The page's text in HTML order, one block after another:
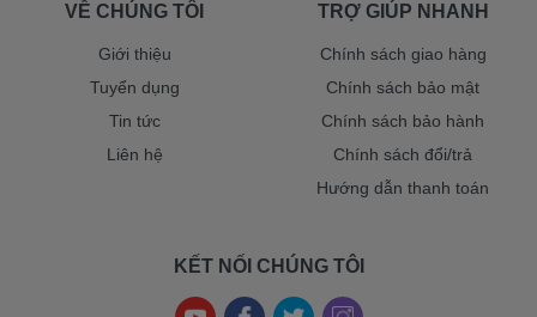
VỀ CHÚNG TÔI
Giới thiệu
Tuyển dụng
Tin tức
Liên hệ
TRỢ GIÚP NHANH
Chính sách giao hàng
Chính sách bảo mật
Chính sách bảo hành
Chính sách đổi/trả
Hướng dẫn thanh toán
KẾT NỐI CHÚNG TÔI